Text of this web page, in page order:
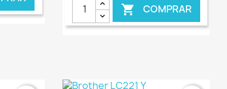
 COMPRAR